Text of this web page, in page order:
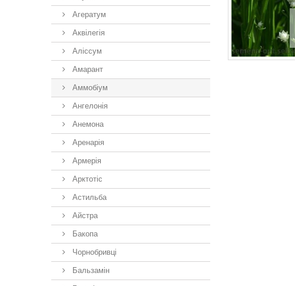
Агератум
Аквілегія
Аліссум
Амарант
Аммобіум
Ангелонія
Анемона
Аренарія
Армерія
Арктотiс
Астильба
Айстра
Бакопа
Чорнобривці
Бальзамін